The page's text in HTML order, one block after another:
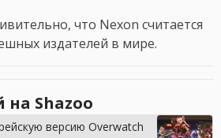
что Nexon считается
издателей в мире.
на Shazoo
версию Overwatch